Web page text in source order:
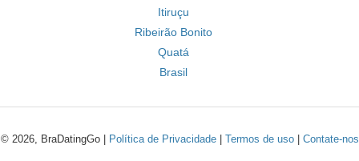
Itiruçu
Ribeirão Bonito
Quatá
Brasil
© 2026, BraDatingGo | Política de Privacidade| Termos de uso| Contate-nos